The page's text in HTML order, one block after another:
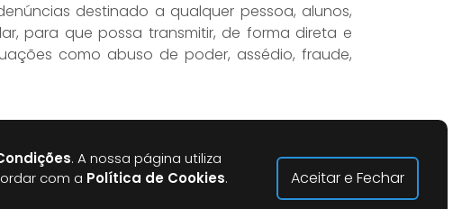
destinado a qualquer pessoa, alunos,
para que possa transmitir, de forma direta e
como abuso de poder, assédio, fraude,
. A nossa página utiliza
com a Política de Cookies.
Aceitar e Fechar